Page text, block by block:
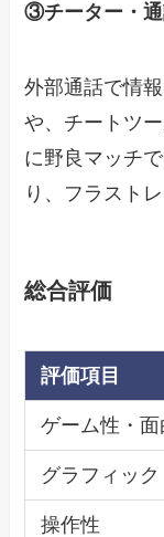
③チーター・
外部通話で情
や、チートツ
に野良マッチ
り、フラスト
総合評価
評価項目
ゲーム性・面
グラフィック
操作性